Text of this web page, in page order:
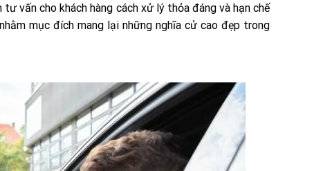
tư vấn cho khách hàng cách xử lý thỏa đáng và hạn chế
mục đích mang lại những nghĩa cử cao đẹp trong